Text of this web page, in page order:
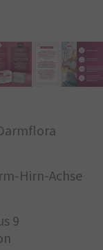
Hirn-Achse
9